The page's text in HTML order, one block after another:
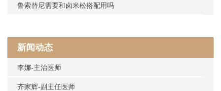
鲁索替尼需要和卤米松搭配用吗
新闻动态
李娜-主治医师
齐家辉-副主任医师